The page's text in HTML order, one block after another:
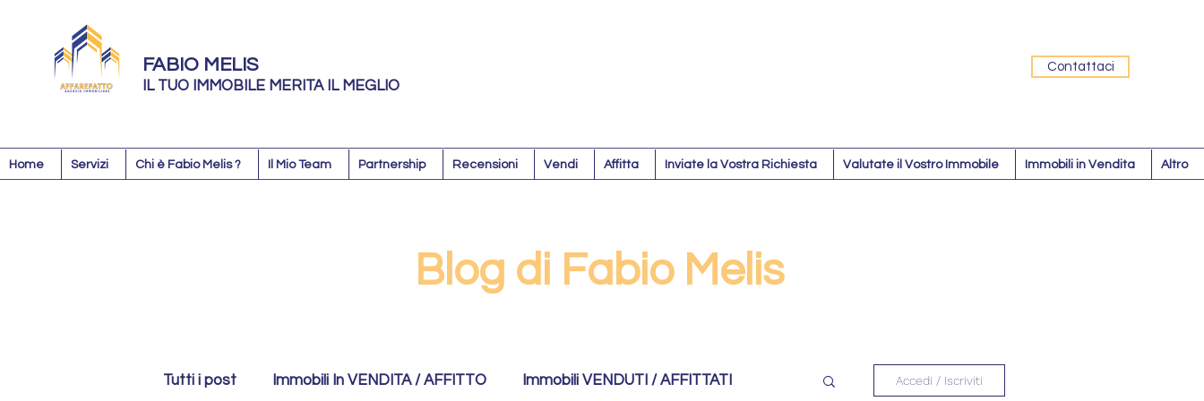
FABIO MELIS
IL TUO IMMOBILE MERITA IL MEGLIO
Contattaci
Home Servizi Chi è Fabio Melis ? Il Mio Team Partnership Recensioni Vendi Affitta Inviate la Vostra Richiesta Valutate il Vostro Immobile Immobili in Vendita Altro
Blog di Fabio Melis
Tutti i post Immobili In VENDITA / AFFITTO Immobili VENDUTI / AFFITTATI Accedi / Iscriviti